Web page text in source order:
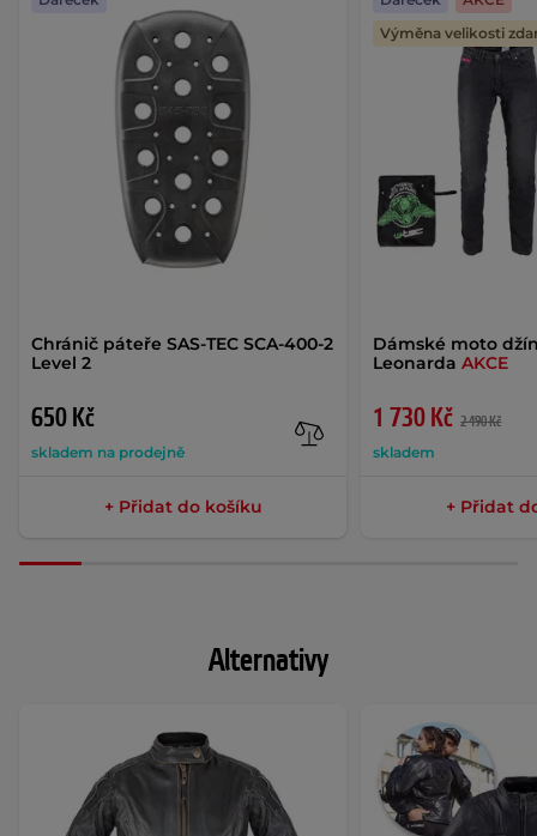
Chránič páteře SAS-TEC SCA-400-2
Level 2
650 Kč
skladem na prodejně
+ Přidat do košíku
Dámské moto
LeonardaAKCE
1 730 Kč 2 490 Kč
skladem
Výměna velikosti
+ Přidat
Alternativy